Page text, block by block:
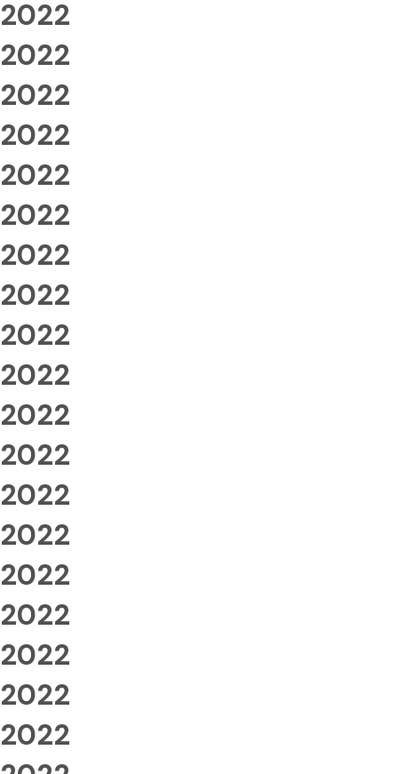
2022
2022
2022
2022
2022
2022
2022
2022
2022
2022
2022
2022
2022
2022
2022
2022
2022
2022
2022